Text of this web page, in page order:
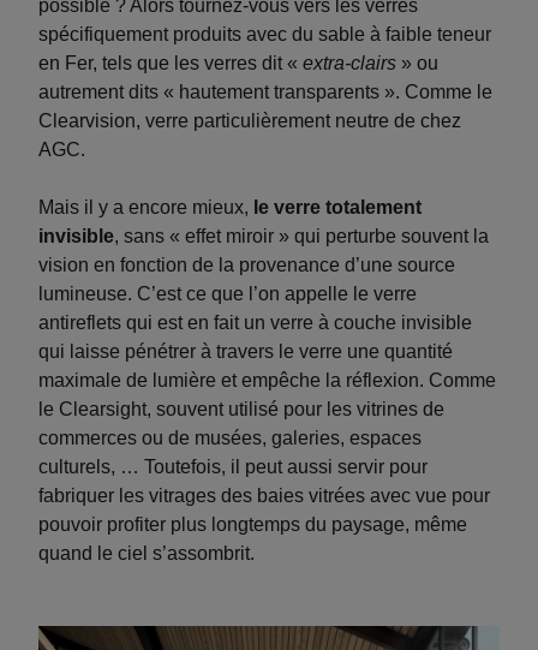
possible ? Alors tournez-vous vers les verres
spécifiquement produits avec du sable à faible teneur
en Fer, tels que les verres dit « extra-clairs » ou
autrement dits « hautement transparents ». Comme le
Clearvision, verre particulièrement neutre de chez
AGC.
Mais il y a encore mieux, le verre totalement
invisible, sans « effet miroir » qui perturbe souvent la
vision en fonction de la provenance d’une source
lumineuse. C’est ce que l’on appelle le verre
antireflets qui est en fait un verre à couche invisible
qui laisse pénétrer à travers le verre une quantité
maximale de lumière et empêche la réflexion. Comme
le Clearsight, souvent utilisé pour les vitrines de
commerces ou de musées, galeries, espaces
culturels, … Toutefois, il peut aussi servir pour
fabriquer les vitrages des baies vitrées avec vue pour
pouvoir profiter plus longtemps du paysage, même
quand le ciel s’assombrit.